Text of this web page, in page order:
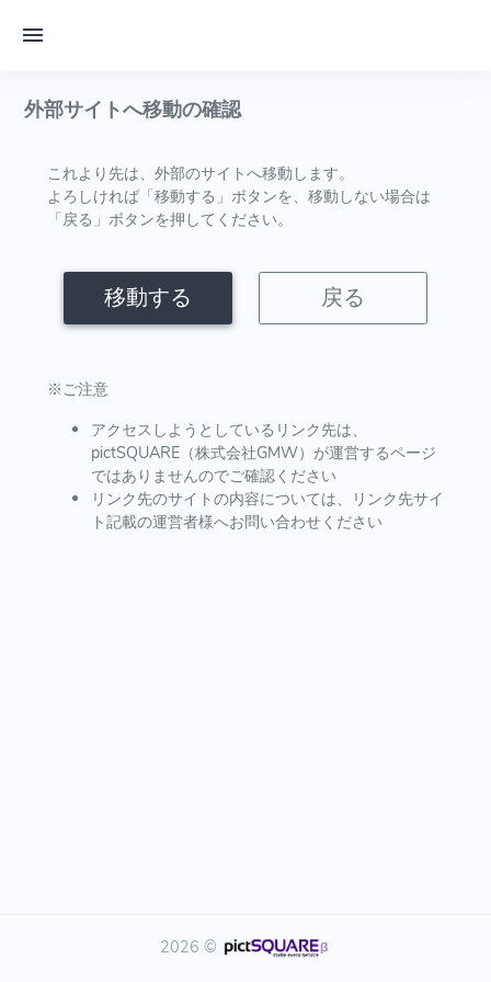
外部サイトへ移動の確認
これより先は、外部のサイトへ移動します。
よろしければ「移動する」ボタンを、移動しない場合は
「戻る」ボタンを押してください。
移動する 戻る
※ご注意
アクセスしようとしているリンク先は、
pictSQUARE（株式会社GMW）が運営するページ
ではありませんのでご確認ください
リンク先のサイトの内容については、リンク先サイ
ト記載の運営者様へお問い合わせください
2026 ©